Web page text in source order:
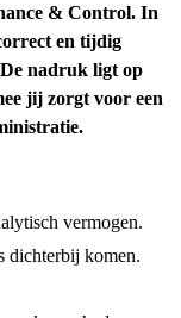
& Control. In
en tijdig
nadruk ligt op
jij zorgt voor een
vermogen.
dichterbij komen.